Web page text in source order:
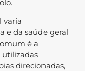
varia
e da saúde geral
é a
direcionadas,